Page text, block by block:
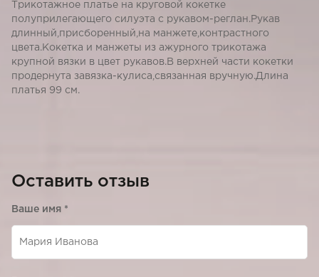
Трикотажное платье на круговой кокетке
полуприлегающего силуэта с рукавом-реглан.Рукав
длинный,присборенный,на манжете,контрастного
цвета.Кокетка и манжеты из ажурного трикотажа
крупной вязки в цвет рукавов.В верхней части кокетки
продернута завязка-кулиса,связанная вручную.Длина
платья 99 см.
Оставить отзыв
Ваше имя *